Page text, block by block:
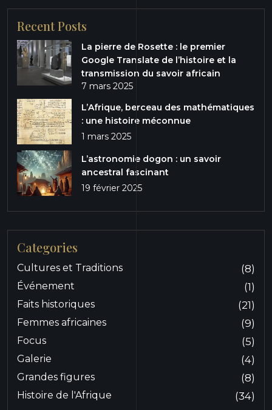
Recent Posts
La pierre de Rosette : le premier
Google Translate de l’histoire et la
transmission du savoir africain
7 mars 2025
L’Afrique, berceau des mathématiques
: une histoire méconnue
1 mars 2025
L’astronomie dogon : un savoir
ancestral fascinant
19 février 2025
Categories
Cultures et Traditions (8)
Événement (1)
Faits historiques (21)
Femmes africaines (9)
Focus (5)
Galerie (4)
Grandes figures (8)
Histoire de l'Afrique (34)